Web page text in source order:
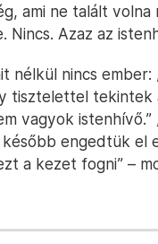
ami ne talált
Nincs. Azaz az
nélkül nincs
tisztelettel tekintek
vagyok
engedtük el
a kezet fogni” –